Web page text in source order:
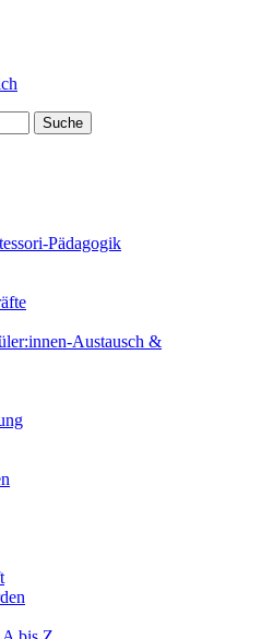
Pädagogik
Austausch &